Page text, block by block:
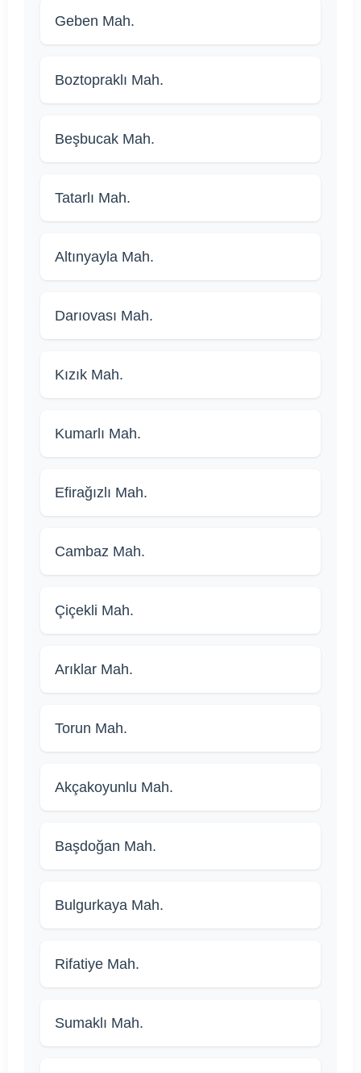
Geben Mah.
Boztopraklı Mah.
Beşbucak Mah.
Tatarlı Mah.
Altınyayla Mah.
Darıovası Mah.
Kızık Mah.
Kumarlı Mah.
Efirağızlı Mah.
Cambaz Mah.
Çiçekli Mah.
Arıklar Mah.
Torun Mah.
Akçakoyunlu Mah.
Başdoğan Mah.
Bulgurkaya Mah.
Rifatiye Mah.
Sumaklı Mah.